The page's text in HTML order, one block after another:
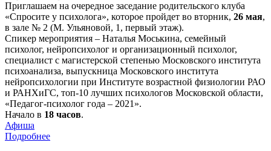
Приглашаем на очередное заседание родительского клуба
«Спросите у психолога», которое пройдет во вторник, 26 мая,
в зале № 2 (М. Ульяновой, 1, первый этаж).
Спикер мероприятия – Наталья Моськина, семейный
психолог, нейропсихолог и организационный психолог,
специалист с магистерской степенью Московского института
психоанализа, выпускница Московского института
нейропсихологии при Институте возрастной физиологии РАО
и РАНХиГС, топ-10 лучших психологов Московской области,
«Педагог-психолог года – 2021».
Начало в 18 часов.
Афиша
Подробнее